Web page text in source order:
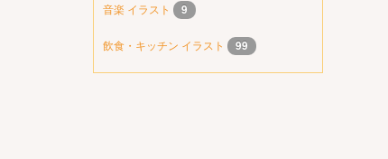
音楽 イラスト 9
飲食・キッチン イラスト 99